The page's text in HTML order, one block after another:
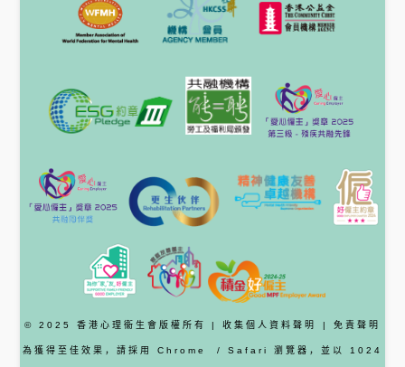
© 2025 香港心理衞生會版權所有 | 收集個人資料聲明 免責聲明
為獲得至佳效果，請採用 Chrome / Safari 瀏覽器 ，並以 1024